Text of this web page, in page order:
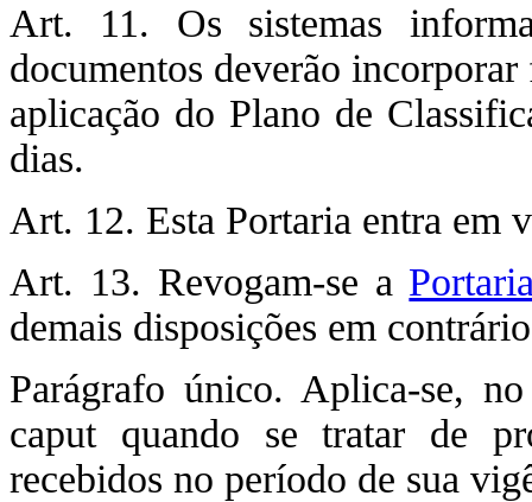
Art. 11. Os sistemas
documentos deverão
aplicação do Plano de
dias.
Art. 12. Esta Portaria entra em
Art. 13. Revogam-se a
demais disposições em
Parágrafo único. Aplica-se,
caput quando se tratar de
recebidos no período de sua